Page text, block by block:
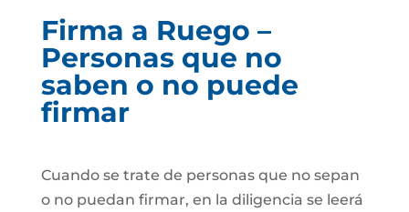
Firma a Ruego –
Personas que no
saben o no puede
firmar
Cuando se trate de personas que no sepan
o no puedan firmar, en la diligencia se leerá